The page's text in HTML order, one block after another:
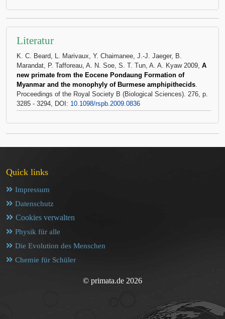
Literatur
K. C. Beard, L. Marivaux, Y. Chaimanee, J.-J. Jaeger, B.
Marandat, P. Tafforeau, A. N. Soe, S. T. Tun, A. A. Kyaw 2009, A
new primate from the Eocene Pondaung Formation of
Myanmar and the monophyly of Burmese amphipithecids.
Proceedings of the Royal Society B (Biological Sciences). 276, p.
3285 - 3294, DOI: 10.1098/rspb.2009.0836
Quick links
Impressum
Datenschutz
Cookies verwalten
Physik für alle
Die Evolution des Menschen
Chemie für Schüler
© primata.de 2026